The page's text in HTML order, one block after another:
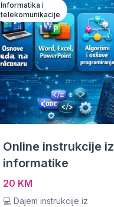
Informatika i
telekomunikacije
Online instrukcije iz
informatike
20 KM
💻 Dajem instrukcije iz